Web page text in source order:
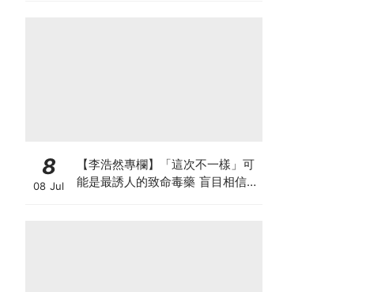
8
08 Jul
【李浩然專欄】「這次不一樣」可
能是最誘人的致命毒藥 盲目相信AI